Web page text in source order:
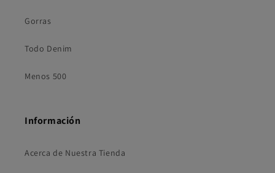
Gorras
Todo Denim
Menos 500
Información
Acerca de Nuestra Tienda